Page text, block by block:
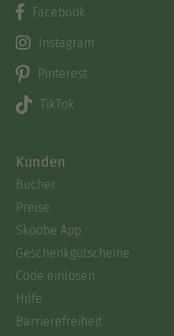
Facebook
Instagram
Pinterest
TikTok
Kunden
Bücher
Preise
Skoobe App
Geschenkgutscheine
Code einlösen
Hilfe
Barrierefreiheit